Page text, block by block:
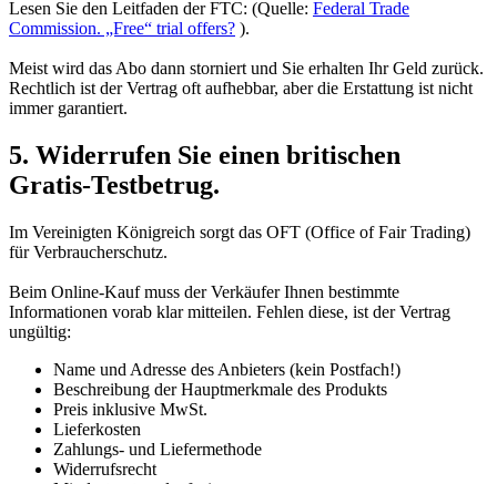
Lesen Sie den Leitfaden der FTC: (Quelle: Federal Trade
Commission. „Free“ trial offers? ).
Meist wird das Abo dann storniert und Sie erhalten Ihr Geld zurück.
Rechtlich ist der Vertrag oft aufhebbar, aber die Erstattung ist nicht
immer garantiert.
5. Widerrufen Sie einen britischen
Gratis-Testbetrug.
Im Vereinigten Königreich sorgt das OFT (Office of Fair Trading)
für Verbraucherschutz.
Beim Online-Kauf muss der Verkäufer Ihnen bestimmte
Informationen vorab klar mitteilen. Fehlen diese, ist der Vertrag
ungültig:
Name und Adresse des Anbieters (kein Postfach!)
Beschreibung der Hauptmerkmale des Produkts
Preis inklusive MwSt.
Lieferkosten
Zahlungs- und Liefermethode
Widerrufsrecht